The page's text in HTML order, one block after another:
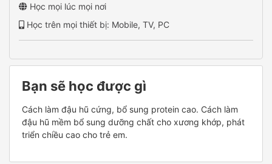
Học mọi lúc mọi nơi
Học trên mọi thiết bị: Mobile, TV, PC
Bạn sẽ học được gì
Cách làm đậu hũ cứng, bổ sung protein cao. Cách làm
đậu hũ mềm bổ sung dưỡng chất cho xương khớp, phát
triển chiều cao cho trẻ em.